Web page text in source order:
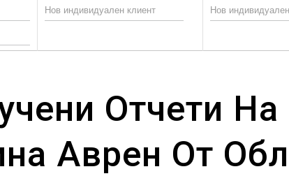
Отчети На
Аврен От